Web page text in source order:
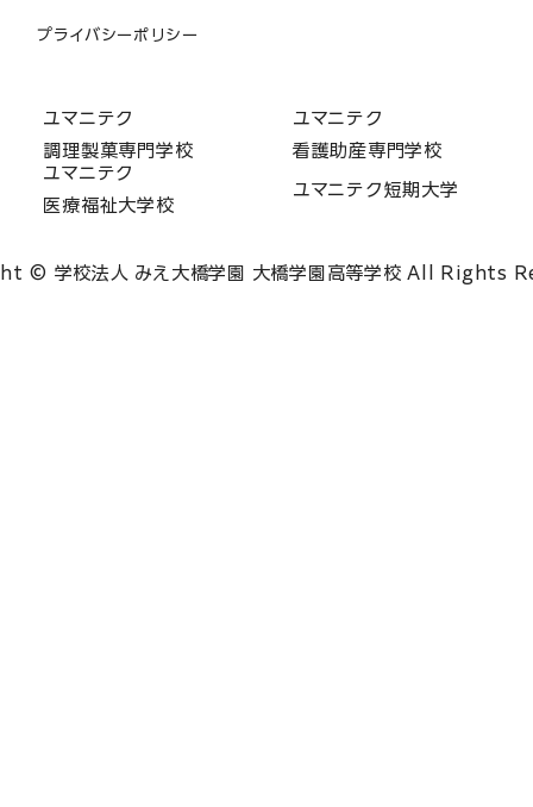
プライバシーポリシー
ユマニテク
調理製菓専門学校
ユマニテク
看護助産専門学校
ユマニテク
医療福祉大学校
ユマニテク短期大学
© 学校法人 みえ大橋学園 大橋学園高等学校 All Rights